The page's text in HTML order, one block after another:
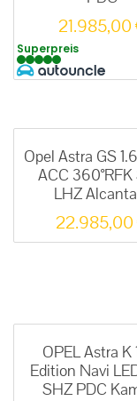
21.985,00
Superpreis
Opel Astra GS
ACC
LHZ
22.985,00
OPEL Astra K
Edition Navi
SHZ PDC